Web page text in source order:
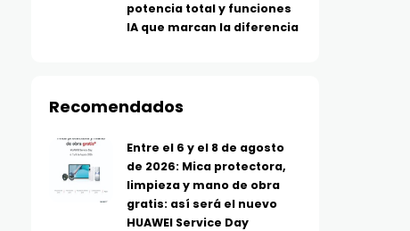
potencia total y funciones
IA que marcan la diferencia
Recomendados
Entre el 6 y el 8 de agosto
de 2026: Mica protectora,
limpieza y mano de obra
gratis: así será el nuevo
HUAWEI Service Day